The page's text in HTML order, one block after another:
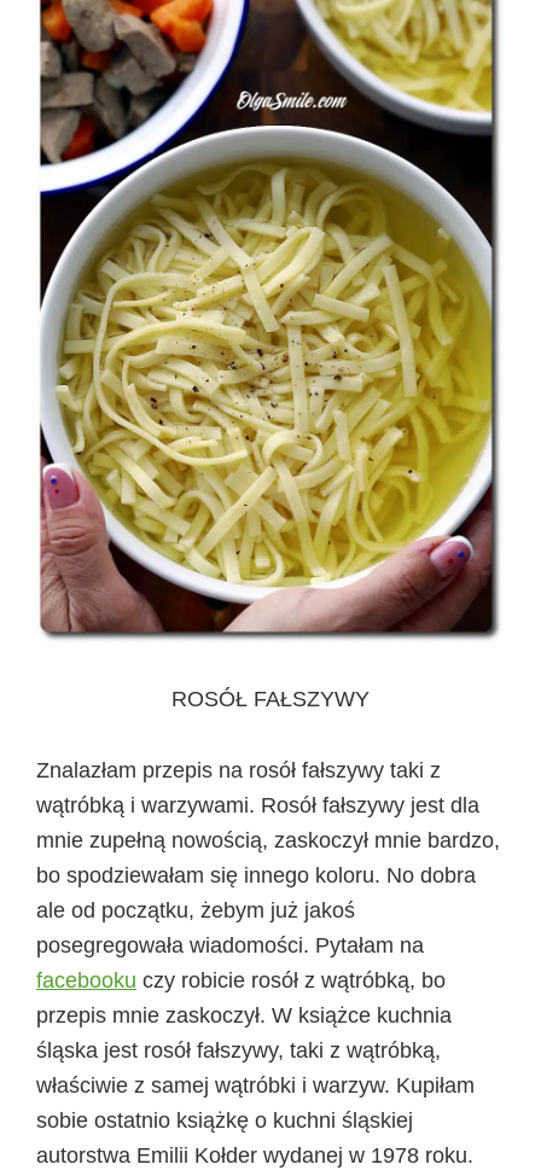
ROSÓŁ FAŁSZYWY
Znalazłam przepis na rosół fałszywy taki z
wątróbką i warzywami. Rosół fałszywy jest dla
mnie zupełną nowością, zaskoczył mnie bardzo,
bo spodziewałam się innego koloru. No dobra
ale od początku, żebym już jakoś
posegregowała wiadomości. Pytałam na
facebooku czy robicie rosół z wątróbką, bo
przepis mnie zaskoczył. W książce kuchnia
śląska jest rosół fałszywy, taki z wątróbką,
właściwie z samej wątróbki i warzyw. Kupiłam
sobie ostatnio książkę o kuchni śląskiej
autorstwa Emilii Kołder wydanej w 1978 roku.